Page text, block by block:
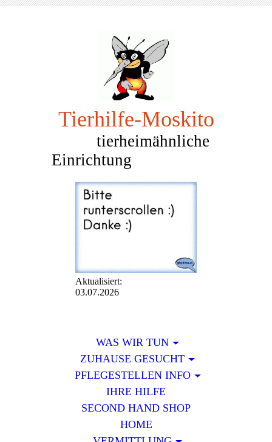
Tierhilfe-Moskito
tierheimähnliche
Einrichtung
Aktualisiert:
03.07.2026
WAS WIR TUN
ZUHAUSE GESUCHT
PFLEGESTELLEN INFO
IHRE HILFE
SECOND HAND SHOP
HOME